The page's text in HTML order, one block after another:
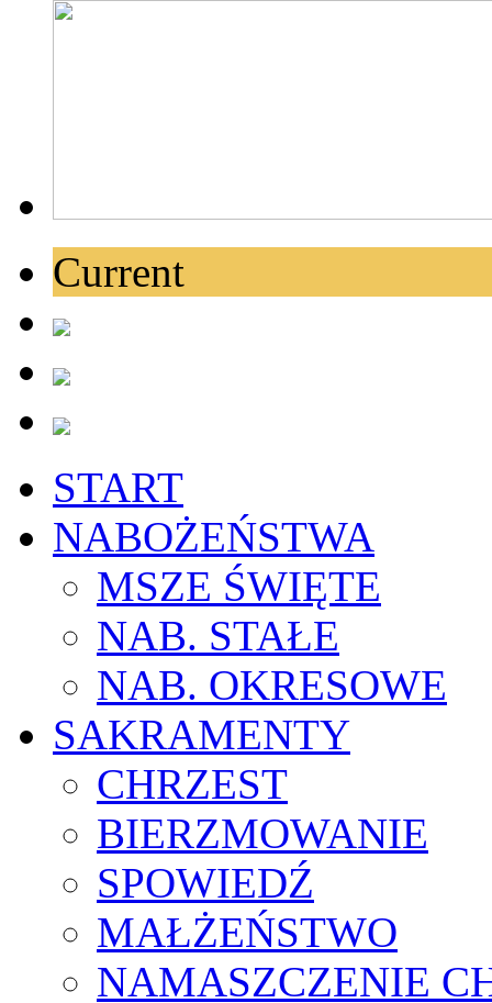
Current
START
NABOŻEŃSTWA
MSZE ŚWIĘTE
NAB. STAŁE
NAB. OKRESOWE
SAKRAMENTY
CHRZEST
BIERZMOWANIE
SPOWIEDŹ
MAŁŻEŃSTWO
NAMASZCZENIE